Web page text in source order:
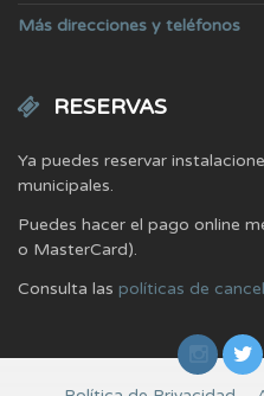
Más direcciones y teléfonos
RESERVAS
Ya puedes reservar
municipales.
Puedes hacer el pago online
o MasterCard).
Consulta las políticas de